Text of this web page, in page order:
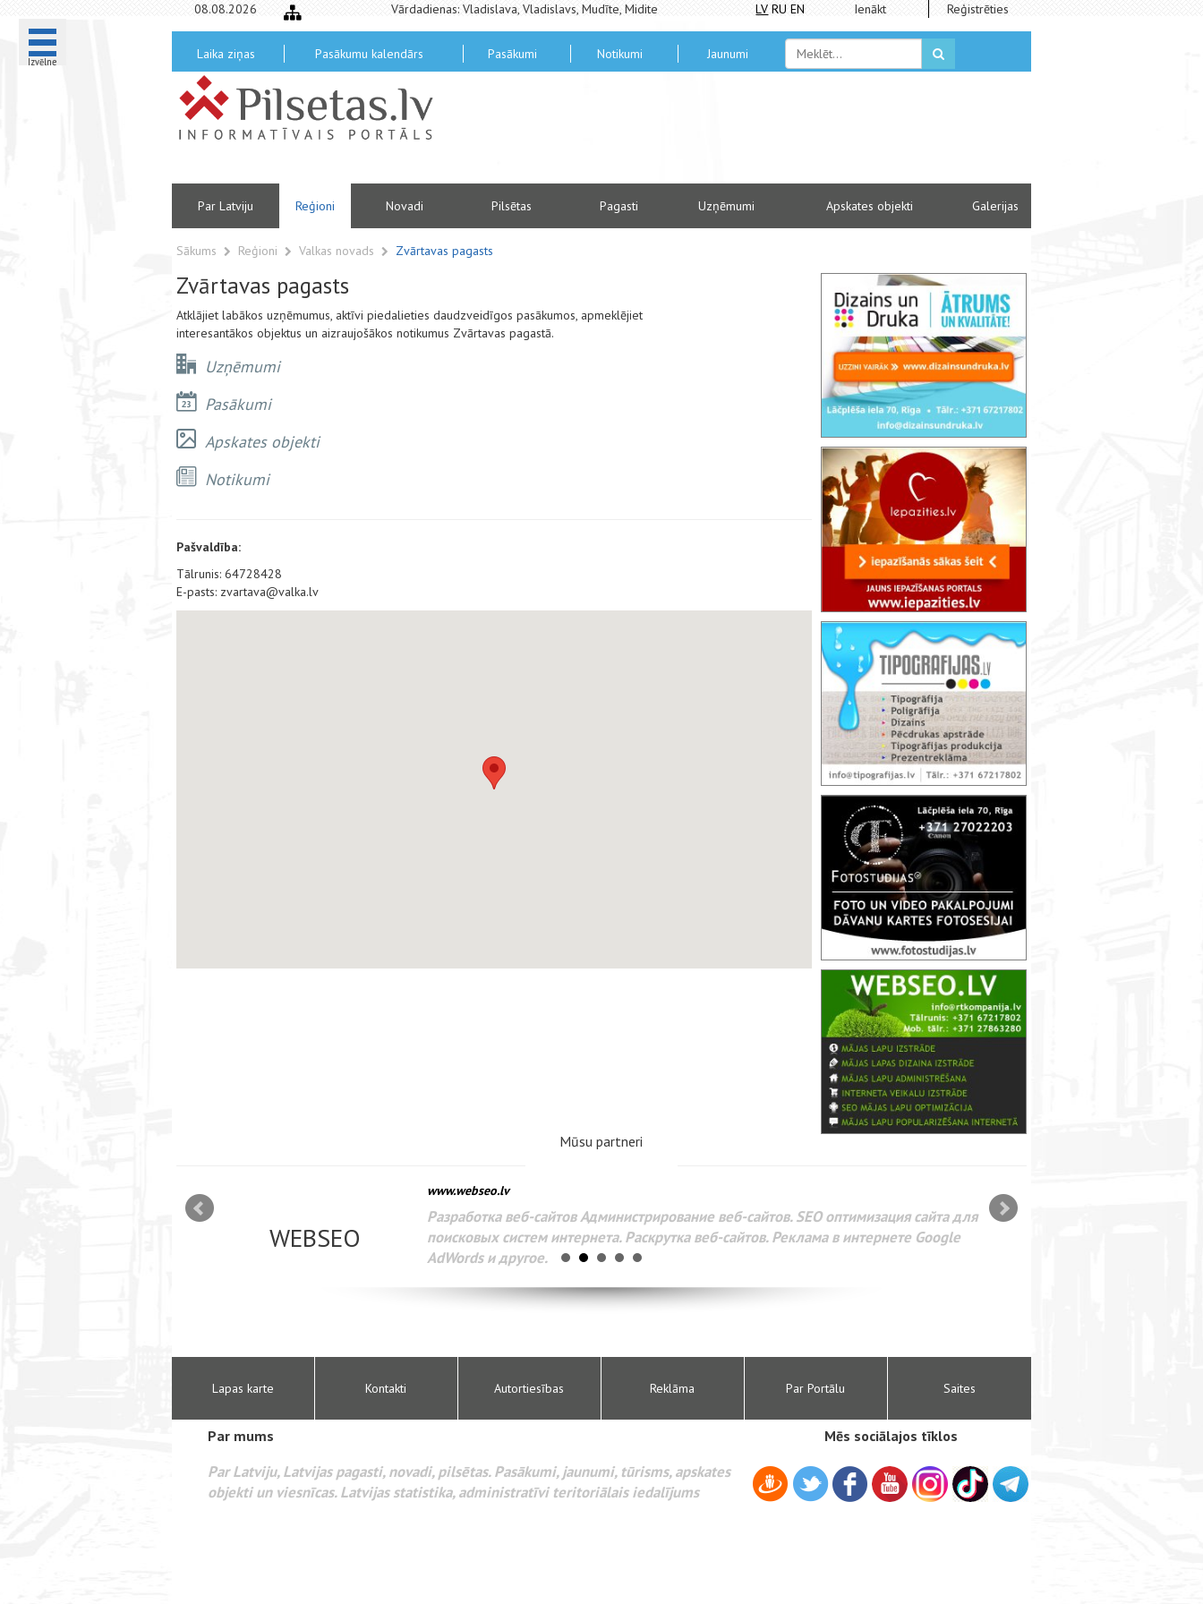
Izvēlne
08.08.2026 Vārdadienas: Vladislava, Vladislavs, Mudīte, Midite LV RU EN Ienākt Reģistrēties
Laika ziņas Pasākumu kalendārs Pasākumi Notikumi Jaunumi
Par Latviju Reģioni Novadi Pilsētas Pagasti Uzņēmumi Apskates objekti Galerijas
Sākums Reģioni Valkas novads Zvārtavas pagasts
Zvārtavas pagasts
Atklājiet labākos uzņēmumus, aktīvi piedalieties daudzveidīgos pasākumos, apmeklējiet
interesantākos objektus un aizraujošākos notikumus Zvārtavas pagastā.
Uzņēmumi
Pasākumi
Apskates objekti
Notikumi
Pašvaldība:
Tālrunis: 64728428
E-pasts: zvartava@valka.lv
Mūsu partneri
WEBSEO
www.webseo.lv
Разработка веб-сайтов Администрирование веб-сайтов. SEO оптимизация сайта для
поисковых систем интернета. Раскрутка веб-сайтов. Реклама в интернете Google
AdWords и другое.
Lapas karte Kontakti Autortiesības Reklāma Par Portālu Saites
Par mums
Par Latviju, Latvijas pagasti, novadi, pilsētas. Pasākumi, jaunumi, tūrisms, apskates
objekti un viesnīcas. Latvijas statistika, administratīvi teritoriālais iedalījums
Mēs sociālajos tīklos